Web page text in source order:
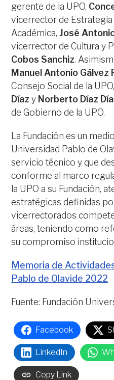
gerente de la UPO,
vicerrector de
Académica, José
vicerrector de Cultura y
Cobos Sanchiz.
Manuel Antonio Gálvez
Consejo Social de la
Díaz y Norberto Díaz
de Gobierno de la UPO.
La Fundación es un
Universidad Pablo de
servicio técnico y que
conforme al marco
la UPO a su Fundación,
estratégicas definidas
vicerrectorados
áreas, teniendo como
su compromiso
Memoria de
Pablo de Olavide 2022
Fuente: Fundación
Facebook
LinkedIn
Copy Link